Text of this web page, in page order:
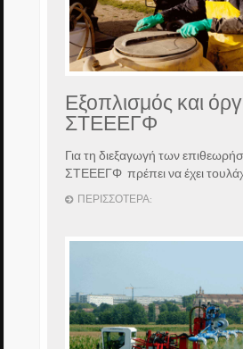
Εξοπλισμός και
ΣΤΕΕΕΓΦ
Για τη διεξαγωγή των
ΣΤΕΕΕΓΦ πρέπει να έχει
ΠΕΡΙΣΣΌΤΕΡΑ: